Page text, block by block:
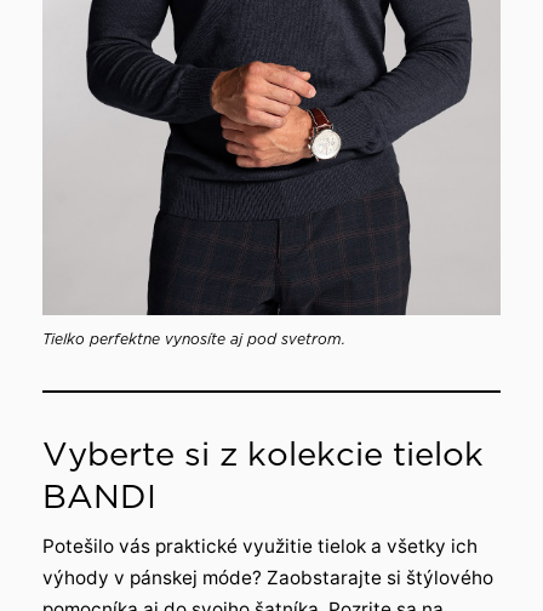
Tielko perfektne vynosíte aj pod svetrom.
Vyberte si z kolekcie tielok
BANDI
Potešilo vás praktické využitie tielok a všetky ich
výhody v pánskej móde? Zaobstarajte si štýlového